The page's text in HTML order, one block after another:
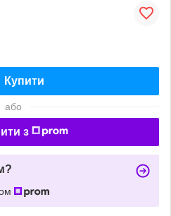
Купити
або
з